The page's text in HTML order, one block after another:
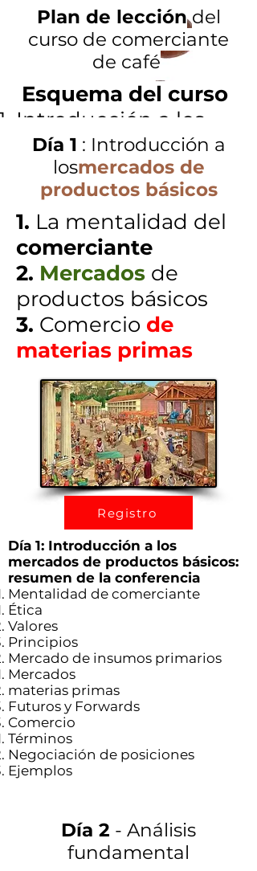
personalizado para su empresa.
Por favor
contáctenos para una cotización
Si desea solicitar una reunión para discutir
los beneficios de nuestro programa de
capacitación para sus empleados,
contáctenos en el formulario al final de la
página.
Plan de lección del
curso de comerciante
de café
Esquema del curso
Introducción a los
mercados de
productos básicos
Análisis fundamental
Análisis técnico
Derivados1-Bloques
de construcción
Derivados2-
Planificación de
riesgos de precios
Instructor del curso
Registro
Día 1 : Introducción a
losmercados de
productos básicos
1. La mentalidad del
comerciante
2. Mercados de
productos básicos
3. Comercio de
materias primas
Registro
Día 1: Introducción a los
mercados de productos básicos:
resumen de la conferencia
Mentalidad de comerciante
Ética
Valores
Principios
Mercado de insumos primarios
Mercados
materias primas
Futuros y Forwards
Comercio
Términos
Negociación de posiciones
Ejemplos
Día 2 - Análisis
fundamental